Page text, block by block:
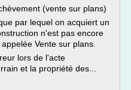
(vente sur plans)
par lequel on acquiert un
n'est pas encore
Vente sur plans.
lors de l'acte
et la propriété des...